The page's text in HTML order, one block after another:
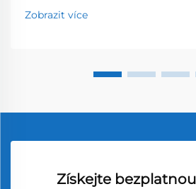
Zobrazit více
Získejte